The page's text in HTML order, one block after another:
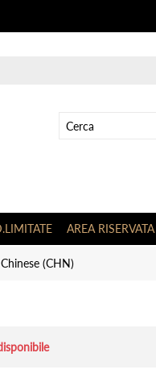
AREA RISERVATA
(CHN)